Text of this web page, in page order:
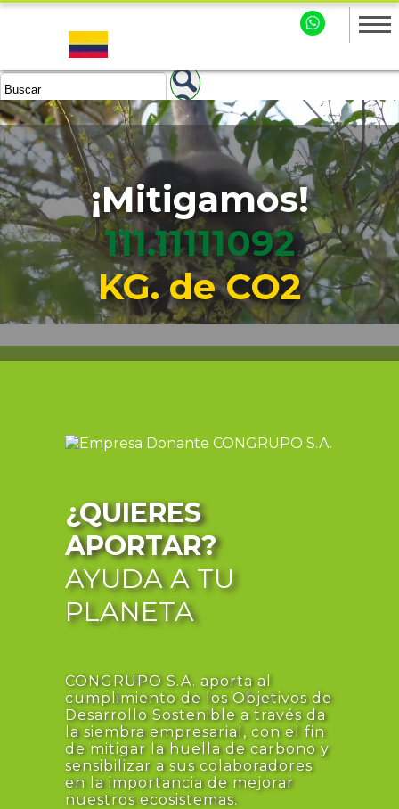
¡Mitigamos!
111.11111093
KG. de CO2
¿QUIERES
APORTAR?
AYUDA A TU
PLANETA
CONGRUPO S.A. aporta al
cumplimiento de los Objetivos de
Desarrollo Sostenible a través da
la siembra empresarial, con el fin
de mitigar la huella de carbono y
sensibilizar a sus colaboradores
en la importancia de mejorar
nuestros ecosistemas.